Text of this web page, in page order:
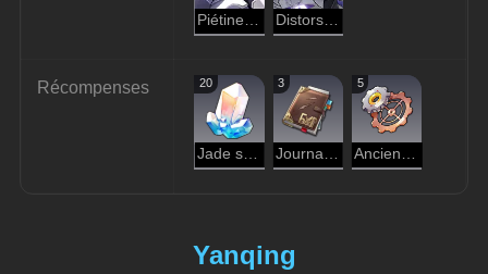
Piétineur des Rangers du néant Distorseur des Rangers du néant
Récompenses 20
Jade stellaire
3
Journal d'aventure
5
Ancienne pièce mécanique
Yanqing